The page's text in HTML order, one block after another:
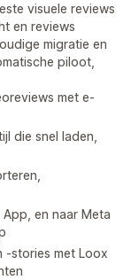
visuele reviews
en reviews
migratie en
piloot,
met e-
die snel laden,
en naar Meta
-stories met Loox